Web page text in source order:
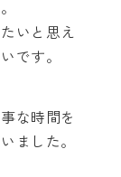
いと思え
です。
な時間を
ました。